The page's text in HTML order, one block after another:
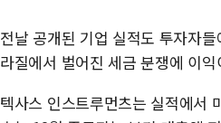
전날 공개된 기업 실적도 투자자
라질에서 벌어진 세금 분쟁에 이
텍사스 인스트루먼츠는 실적에서